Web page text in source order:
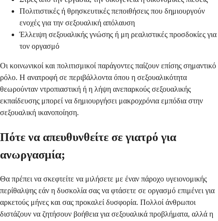
Πολιτιστικές ή θρησκευτικές πεποιθήσεις που δημιουργούν
ενοχές για την σεξουαλική απόλαυση
Έλλειψη σεξουαλικής γνώσης ή μη ρεαλιστικές προσδοκίες για
τον οργασμό
Οι κοινωνικοί και πολιτισμικοί παράγοντες παίζουν επίσης σημαντικό
ρόλο. Η ανατροφή σε περιβάλλοντα όπου η σεξουαλικότητα
θεωρούνταν ντροπιαστική ή η λήψη ανεπαρκούς σεξουαλικής
εκπαίδευσης μπορεί να δημιουργήσει μακροχρόνια εμπόδια στην
σεξουαλική ικανοποίηση.
Πότε να απευθυνθείτε σε γιατρό για
ανωργασμία;
Θα πρέπει να σκεφτείτε να μιλήσετε με έναν πάροχο υγειονομικής
περίθαλψης εάν η δυσκολία σας να φτάσετε σε οργασμό επιμένει για
αρκετούς μήνες και σας προκαλεί δυσφορία. Πολλοί άνθρωποι
διστάζουν να ζητήσουν βοήθεια για σεξουαλικά προβλήματα, αλλά η